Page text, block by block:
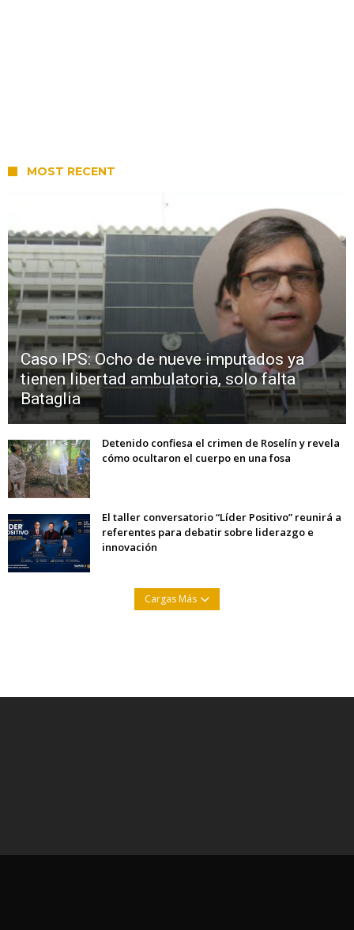
MOST RECENT
Caso IPS: Ocho de nueve imputados ya
tienen libertad ambulatoria, solo falta
Bataglia
Detenido confiesa el crimen de Roselín y revela
cómo ocultaron el cuerpo en una fosa
El taller conversatorio “Líder Positivo” reunirá a
referentes para debatir sobre liderazgo e
innovación
Cargas Más